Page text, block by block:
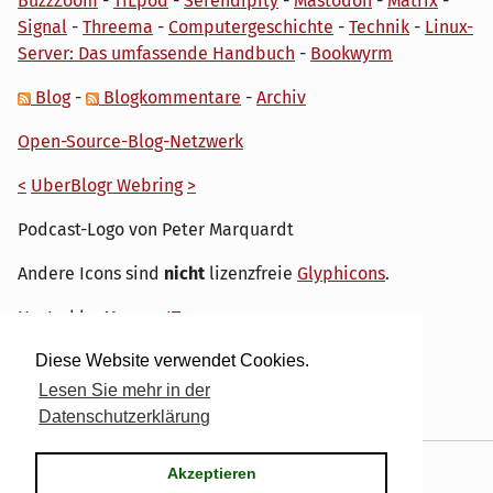
Diese Website verwendet Cookies.
Lesen Sie mehr in der
Datenschutzerklärung
Akzeptieren
Signal - Threema - Computergeschichte - Technik - Linux-
Server: Das umfassende Handbuch - Bookwyrm
Blog- Blogkommentare - Archiv
Open-Source-Blog-Netzwerk
< UberBlogr Webring >
Podcast-Logo von Peter Marquardt
Andere Icons sind nicht lizenzfreie Glyphicons.
Hosted by My own IT.
Serendipity& the dirk